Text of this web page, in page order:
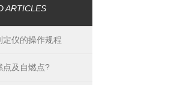
ARTICLES
仪的操作规程
点及自燃点?